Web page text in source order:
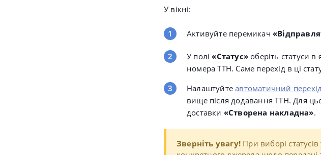
У вікні:
Активуйте перемикач «
У полі«Статус» оберіть статуси в
номера ТТН. Саме перехід в ці
Налаштуйтеавтоматичний
вище після додавання ТТН. Для
доставки «Створена накладна».
Зверніть увагу! При виборі